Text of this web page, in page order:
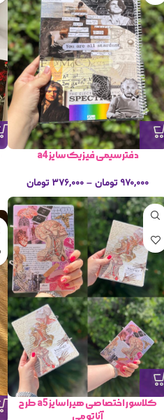
دفتر سیمی فیزیک سایز a4
۹۷۰,۰۰۰ تومان – ۳۷۶,۰۰۰ تومان
کلاسور اختصاصی هیرا سایز a5 طرح
آناتومی